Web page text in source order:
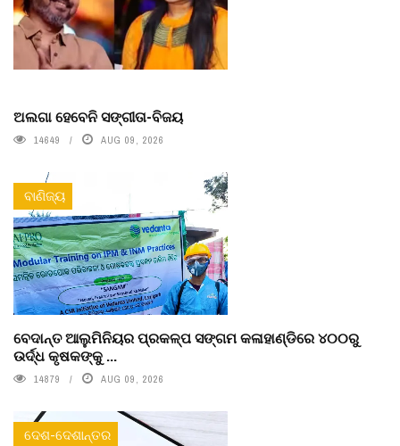
ଅଲଗା ହେବେନି ସଙ୍ଗୀତା-ବିଜୟ
14649 AUG 09, 2026
ବାଣିଜ୍ୟ
ବେଦାନ୍ତ ଆଲୁମିନିୟର ପ୍ରକଳ୍ପ ସଙ୍ଗମ କଳାହାଣ୍ଡିରେ ୪୦୦ରୁ
ଉର୍ଦ୍ଧ କୃଷକଙ୍କୁ ...
14879 AUG 09, 2026
ଦେଶ-ଦେଶାନ୍ତର